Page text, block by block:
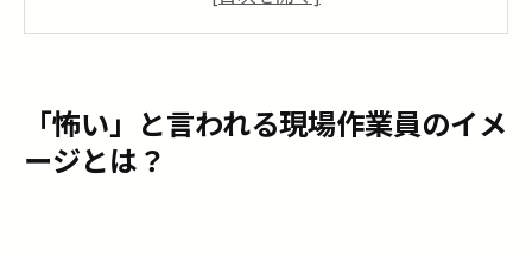
人間関係が怖い？上下関係や雰囲気は？
怖さを和らげるためのポイント3選
1. 安全第一の企業を選ぶ
「怖い」と言われる現場作業員のイメ
ージとは？